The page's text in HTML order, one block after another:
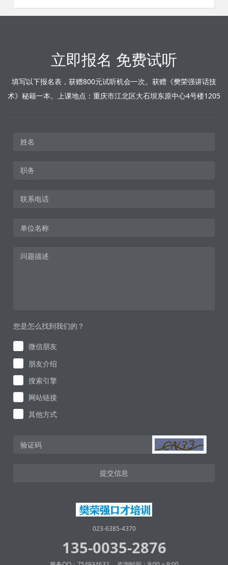
立即报名 免费试听
填写以下报名表，获赠800元试听机会一次。获赠《樊荣强讲话技
术》秘籍一本。上课地点：重庆市江北区大石坝东原中心4号楼1205
您是怎么找到我们的？
微信朋友
朋友介绍
搜索引擎
网站链接
其他方式
提交信息
023-6385-4370
135-0035-2876